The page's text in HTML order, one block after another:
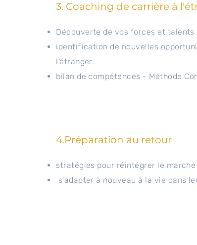
3. Coaching de carrière à
Découverte de vos forces et talents
identification de nouvelles
l'étranger.
bilan de compétences - Méthode
4.Préparation au retour
stratégies pour réintégrer le
s'adapter à nouveau à la vie dans